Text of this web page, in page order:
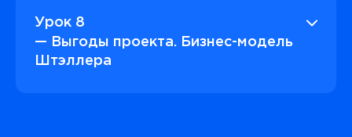
Урок 8
— Выгоды проекта. Бизнес-модель
Штэллера